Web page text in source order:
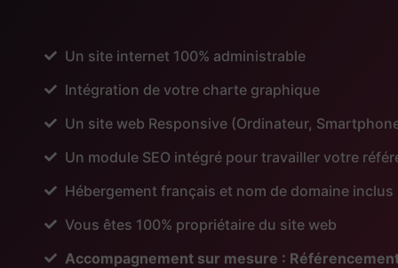
Un site internet 100% administrable
Intégration de votre charte graphique
Un site web Responsive (Ordinateur,
Un module SEO intégré pour travailler votre
Hébergement français et nom de domaine inclus
Vous êtes 100% propriétaire du site web
Accompagnement sur mesure :